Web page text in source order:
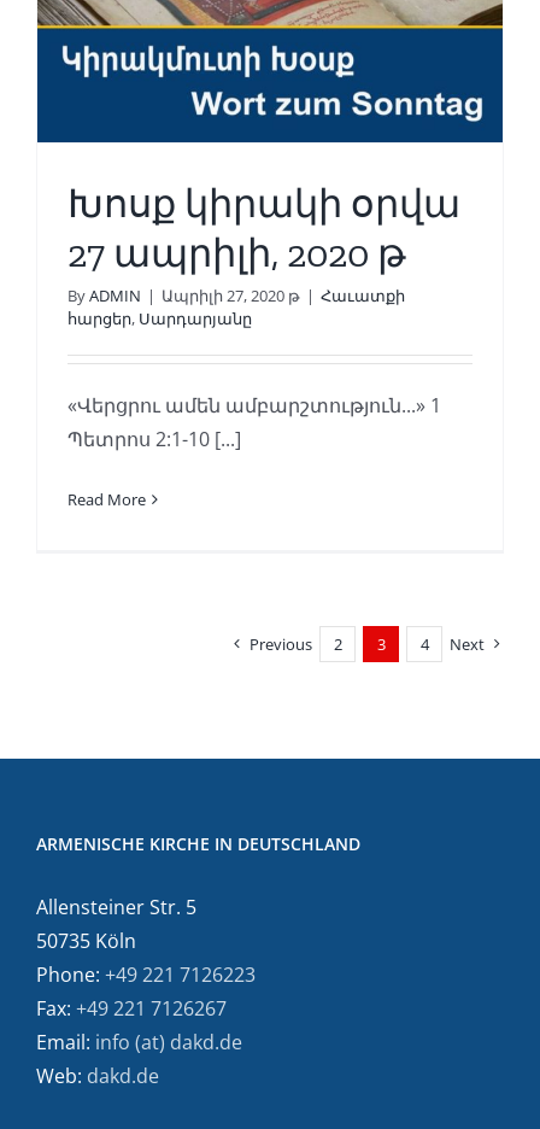
Խոսք կիրակի օրվա
27 ապրիլի, 2020 թ
ByADMIN | Ապրիլի 27, 2020 թ | Հաւատքի
հարցեր, Սարդարյանը
«Վերցրու ամեն ամբարշտություն...» 1
Պետրոս 2:1-10 [...]
Read More
Previous 2 3 4 Next
ARMENISCHE KIRCHE IN DEUTSCHLAND
Allensteiner Str. 5
50735 Köln
Phone: +49 221 7126223
Fax: +49 221 7126267
Email: info (at) dakd.de
Web: dakd.de